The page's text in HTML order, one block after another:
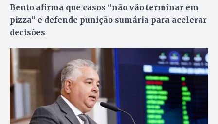
Bento afirma que casos “não vão terminar em
pizza” e defende punição sumária para acelerar
decisões